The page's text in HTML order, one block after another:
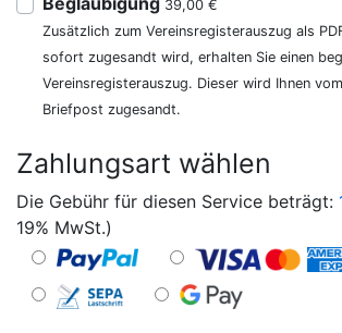
39,00 €
Zusätzlich zum Vereinsregisterauszug als
sofort zugesandt wird, erhalten Sie einen
Vereinsregisterauszug. Dieser wird Ihnen
Briefpost zugesandt.
Zahlungsart wählen
Die Gebühr für diesen Service beträgt:
19% MwSt.)